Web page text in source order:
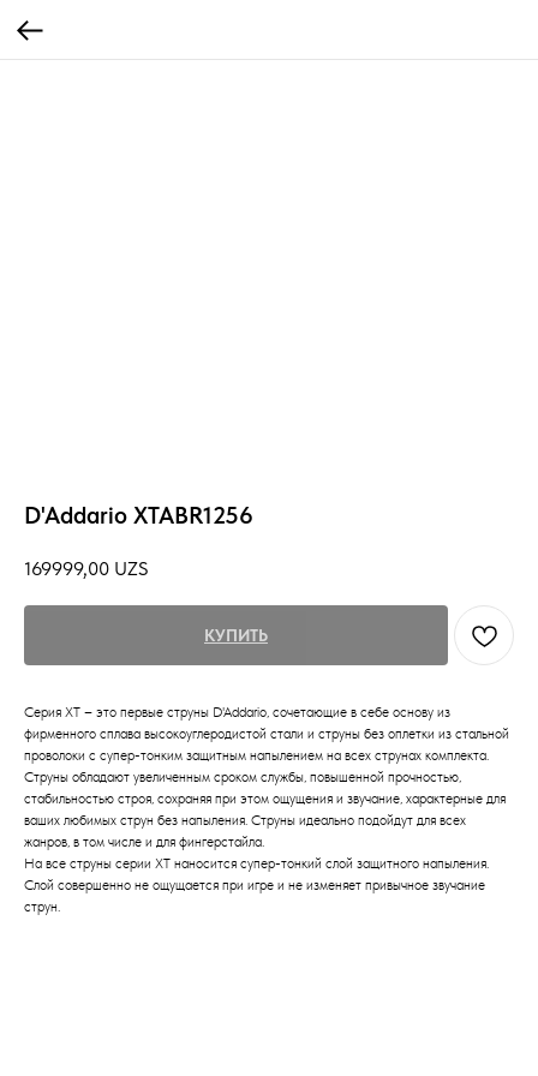
D'Addario XTABR1256
169999,00 UZS
КУПИТЬ
Серия XT – это первые струны D'Addario, сочетающие в себе основу из
фирменного сплава высокоуглеродистой стали и струны без оплетки из стальной
проволоки с супер-тонким защитным напылением на всех струнах комплекта.
Струны обладают увеличенным сроком службы, повышенной прочностью,
стабильностью строя, сохраняя при этом ощущения и звучание, характерные для
ваших любимых струн без напыления. Струны идеально подойдут для всех
жанров, в том числе и для фингерстайла.
На все струны серии XT наносится супер-тонкий слой защитного напыления.
Слой совершенно не ощущается при игре и не изменяет привычное звучание
струн.